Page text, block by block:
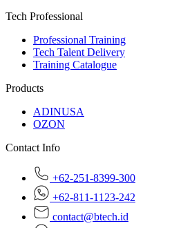
Tech Professional
Professional Training
Tech Talent Delivery
Training Catalogue
Products
ADINUSA
OZON
Contact Info
+62-251-8399-300
+62-811-1123-242
contact@btech.id